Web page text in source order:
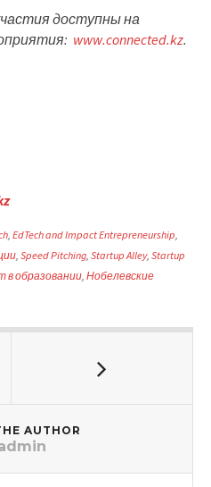
доступны на
www.connected.kz.
, EdTech and Impact Entrepreneurship,
, Speed Pitching, Startup Alley, Startup
в образовании, Нобелевские
AUTHOR